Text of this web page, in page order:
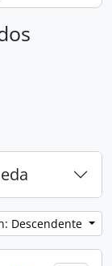
Descendente